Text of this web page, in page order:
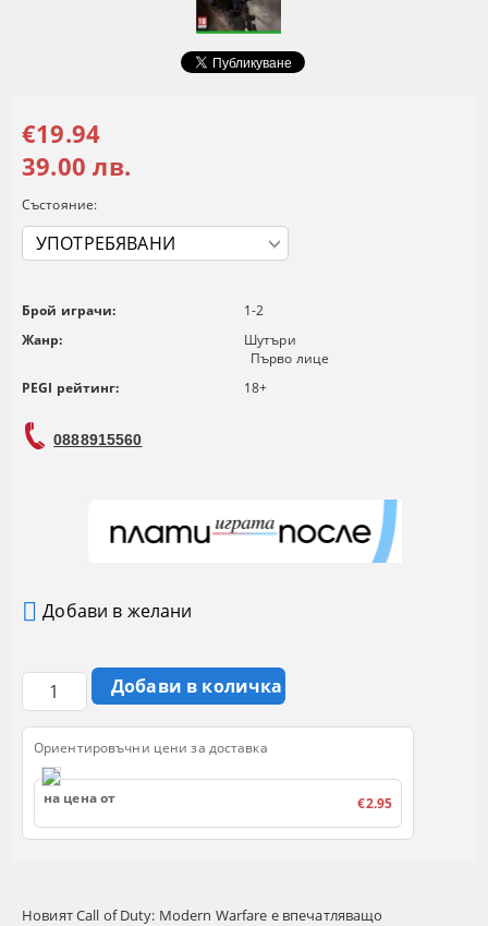
Новият Call of Duty: Modern Warfare е впечатляващо
€19.94
39.00 лв.
Състояние:
Брой играчи:
1-2
Жанр:
Шутъри
Първо лице
PEGI рейтинг:
18+
0888915560
Добави в желани
Ориентировъчни цени за доставка
на цена от €2.95